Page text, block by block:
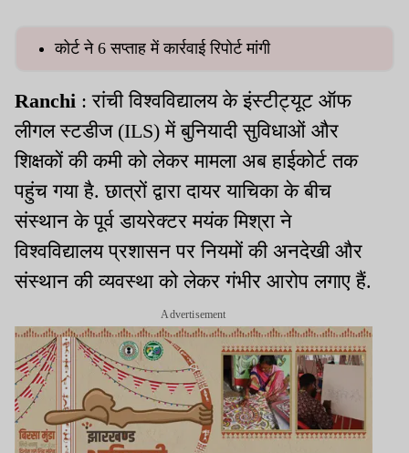
कोर्ट ने 6 सप्ताह में कार्रवाई रिपोर्ट मांगी
Ranchi : रांची विश्वविद्यालय के इंस्टीट्यूट ऑफ
लीगल स्टडीज (ILS) में बुनियादी सुविधाओं और
शिक्षकों की कमी को लेकर मामला अब हाईकोर्ट तक
पहुंच गया है. छात्रों द्वारा दायर याचिका के बीच
संस्थान के पूर्व डायरेक्टर मयंक मिश्रा ने
विश्वविद्यालय प्रशासन पर नियमों की अनदेखी और
संस्थान की व्यवस्था को लेकर गंभीर आरोप लगाए हैं.
Advertisement